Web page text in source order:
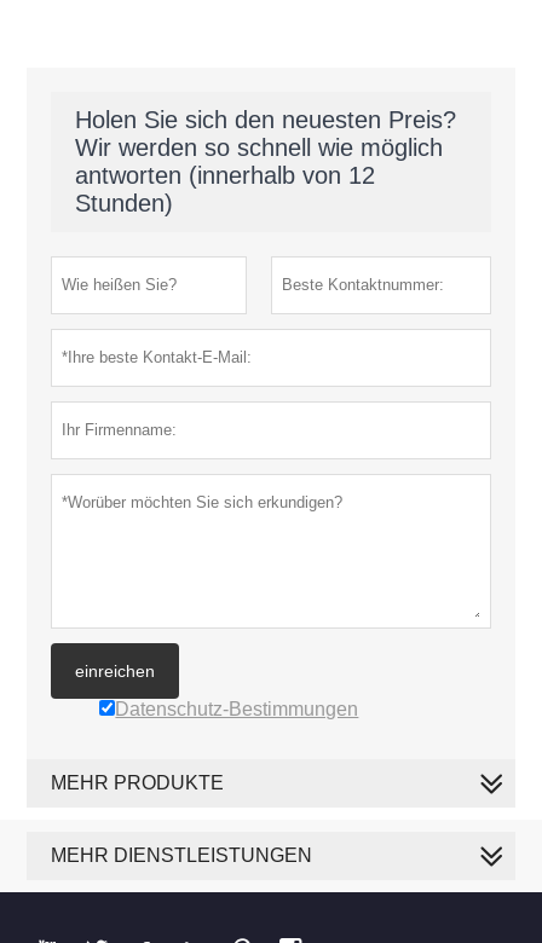
Holen Sie sich den neuesten Preis?
Wir werden so schnell wie möglich
antworten (innerhalb von 12
Stunden)
einreichen
Datenschutz-Bestimmungen
MEHR PRODUKTE
MEHR DIENSTLEISTUNGEN